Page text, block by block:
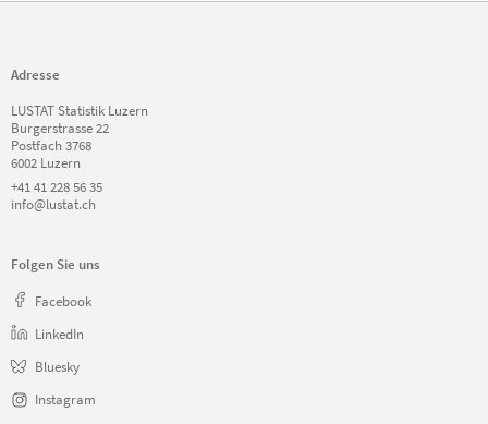
Adresse
LUSTAT Statistik Luzern
Burgerstrasse 22
Postfach 3768
6002 Luzern
+41 41 228 56 35
info@lustat.ch
Folgen Sie uns
Facebook
LinkedIn
Bluesky
Instagram